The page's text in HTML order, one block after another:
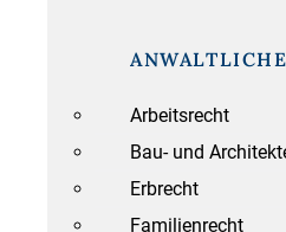
Arbeitsrecht
Bau- und
Erbrecht
Familienrecht